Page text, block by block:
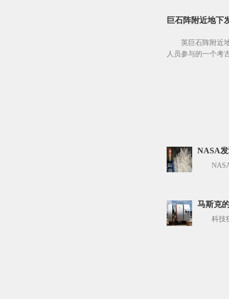
巨石阵附近地下
英巨石阵附近
人员参与的一个考
NASA
马斯克
科技